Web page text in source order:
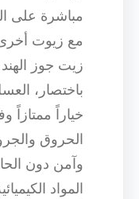
مباشرة على
مع زيوت
زيت جوز الهند
باختصار،
خياراً ممتازاً
الحروق
وآمن دون
المواد